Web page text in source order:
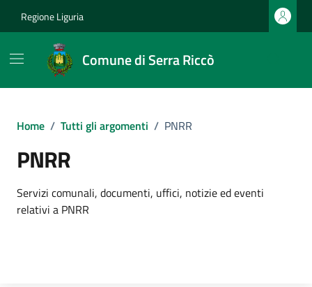
Regione Liguria
Comune di Serra Riccò
Home / Tutti gli argomenti / PNRR
PNRR
Dettagli dell'argomento
Servizi comunali, documenti, uffici, notizie ed eventi
relativi a PNRR